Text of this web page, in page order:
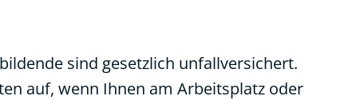
sind gesetzlich unfallversichert.
auf, wenn Ihnen am Arbeitsplatz oder